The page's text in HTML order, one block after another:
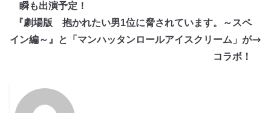
瞬も出演予定！
『劇場版 抱かれたい男1位に脅されています。～スペ
イン編～』と「マンハッタンロールアイスクリーム」が
コラボ！